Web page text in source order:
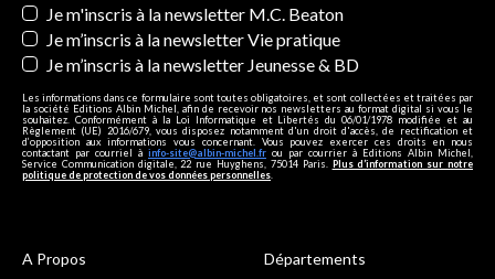
Je m'inscris à la newsletter M.C. Beaton
Je m’inscris à la newsletter Vie pratique
Je m’inscris à la newsletter Jeunesse & BD
Les informations dans ce formulaire sont toutes obligatoires, et sont collectées et traitées par
la société Editions Albin Michel, afin de recevoir nos newsletters au format digital si vous le
souhaitez. Conformément à la Loi Informatique et Libertés du 06/01/1978 modifiée et au
Règlement (UE) 2016/679, vous disposez notamment d'un droit d'accès, de rectification et
d’opposition aux informations vous concernant. Vous pouvez exercer ces droits en nous
contactant par courriel à info-site@albin-michel.fr ou par courrier à Editions Albin Michel,
Service Communication digitale, 22 rue Huyghens, 75014 Paris. Plus d’information sur notre
politique de protection de vos données personnelles
A Propos Départements